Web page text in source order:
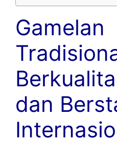
Gamelan
dan